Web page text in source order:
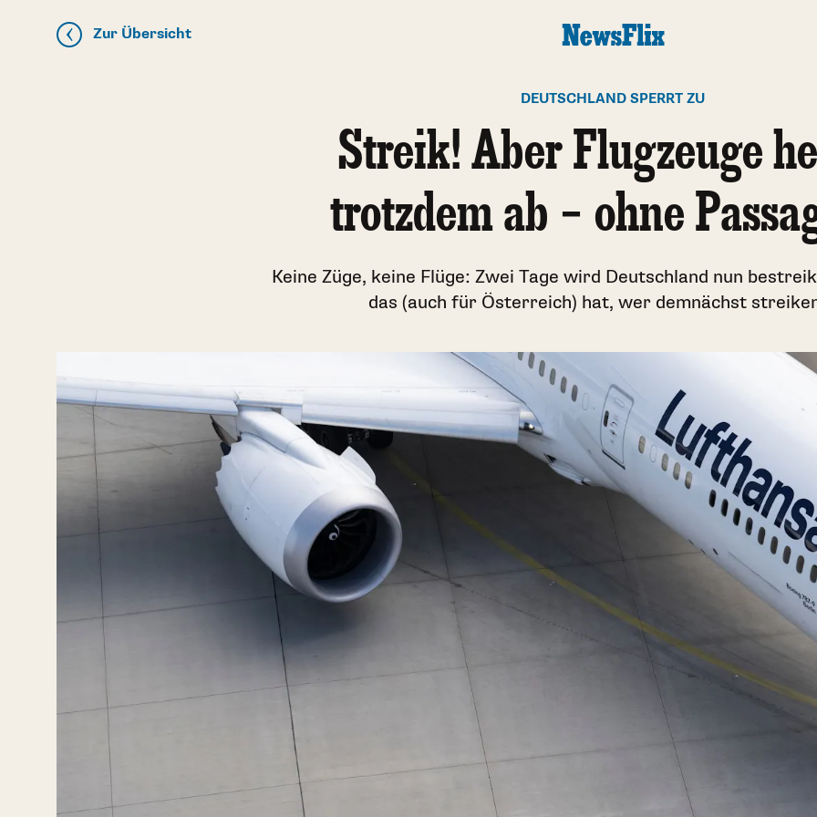
Zur Übersicht
DEUTSCHLAND SPERRT ZU
Streik! Aber Flugzeuge
trotzdem ab – ohne
Keine Züge, keine Flüge: Zwei Tage wird Deutschland nun
das (auch für Österreich) hat, wer demnächst